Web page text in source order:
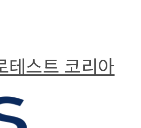
테스트 코리아